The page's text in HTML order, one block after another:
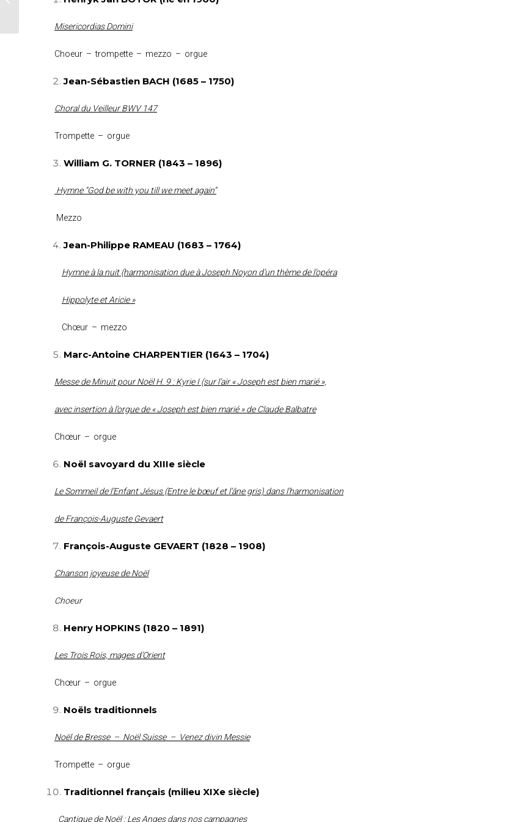
Misericordias Domini
Choeur – trompette – mezzo – orgue
Jean-Sébastien BACH (1685 – 1750)
Choral du Veilleur BWV 147
Trompette – orgue
William G. TORNER (1843 – 1896)
Hymne “God be with you till we meet again”
Mezzo
Jean-Philippe RAMEAU (1683 – 1764)
Hymne à la nuit (harmonisation due à Joseph Noyon d’un thème de l’opéra
Hippolyte et Aricie »
Chœur – mezzo
Marc-Antoine CHARPENTIER (1643 – 1704)
Messe de Minuit pour Noël H. 9 : Kyrie I (sur l’air « Joseph est bien marié »,
avec insertion à l’orgue de « Joseph est bien marié » de Claude Balbatre
Chœur – orgue
Noël savoyard du XIIIe siècle
Le Sommeil de l’Enfant Jésus (Entre le bœuf et l’âne gris) dans l’harmonisation
de François-Auguste Gevaert
François-Auguste GEVAERT (1828 – 1908)
Chanson joyeuse de Noël
Choeur
Henry HOPKINS (1820 – 1891)
Les Trois Rois, mages d’Orient
Chœur – orgue
Noëls traditionnels
Noël de Bresse – Noël Suisse – Venez divin Messie
Trompette – orgue
Traditionnel français (milieu XIXe siècle)
Cantique de Noël : Les Anges dans nos campagnes